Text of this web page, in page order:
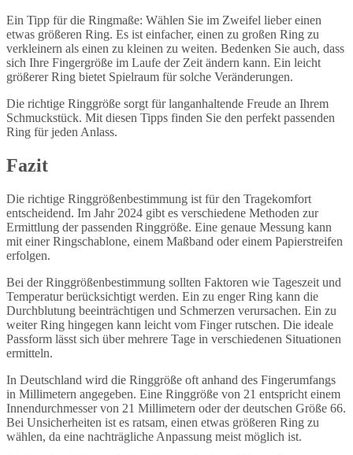
Ein Tipp für die Ringmaße: Wählen Sie im Zweifel lieber einen
etwas größeren Ring. Es ist einfacher, einen zu großen Ring zu
verkleinern als einen zu kleinen zu weiten. Bedenken Sie auch, dass
sich Ihre Fingergröße im Laufe der Zeit ändern kann. Ein leicht
größerer Ring bietet Spielraum für solche Veränderungen.
Die richtige Ringgröße sorgt für langanhaltende Freude an Ihrem
Schmuckstück. Mit diesen Tipps finden Sie den perfekt passenden
Ring für jeden Anlass.
Fazit
Die richtige Ringgrößenbestimmung ist für den Tragekomfort
entscheidend. Im Jahr 2024 gibt es verschiedene Methoden zur
Ermittlung der passenden Ringgröße. Eine genaue Messung kann
mit einer Ringschablone, einem Maßband oder einem Papierstreifen
erfolgen.
Bei der Ringgrößenbestimmung sollten Faktoren wie Tageszeit und
Temperatur berücksichtigt werden. Ein zu enger Ring kann die
Durchblutung beeinträchtigen und Schmerzen verursachen. Ein zu
weiter Ring hingegen kann leicht vom Finger rutschen. Die ideale
Passform lässt sich über mehrere Tage in verschiedenen Situationen
ermitteln.
In Deutschland wird die Ringgröße oft anhand des Fingerumfangs
in Millimetern angegeben. Eine Ringgröße von 21 entspricht einem
Innendurchmesser von 21 Millimetern oder der deutschen Größe 66.
Bei Unsicherheiten ist es ratsam, einen etwas größeren Ring zu
wählen, da eine nachträgliche Anpassung meist möglich ist.